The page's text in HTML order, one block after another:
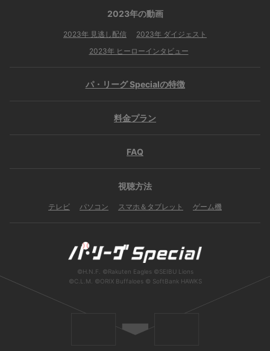
会員情報
会員情報変更
基本情報、本人連絡先、パスワード 、クレ
ジットカード情報の変更が可能です。
2023年の動画
2023年 見逃し配信
2023年 ダイジェスト
2023年 ヒーローインタビュー
パ・リーグ Specialの特徴
料金プラン
FAQ
視聴方法
テレビ パソコン スマホ＆タブレット ゲーム機
©H.N.F. ©Rakuten Eagles ©SEIBU Lions
©C.L.M. ©ORIX Buffaloes © SoftBank HAWKS